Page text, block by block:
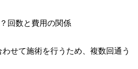
回数と費用の関係
せて施術を行うため、複数回通う